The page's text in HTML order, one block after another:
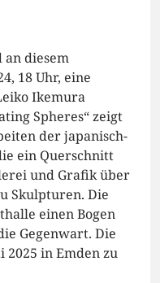
diesem
18 Uhr, eine
Ikemura
Spheres“ zeigt
der japanisch-
ein Querschnitt
und Grafik über
Skulpturen. Die
einen Bogen
Gegenwart. Die
2025 in Emden zu